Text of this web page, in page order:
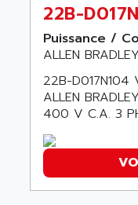
OP35
SIMATIC TP
BT
PANEL
PSS
DIGIFAS
TC1028
MICROCOR
DIXIT
ALM
ALMA
ALMCO
ALPES DEIS
ALPES
ALPHA
ALPHA
22B-
Puissance /
ALLEN BRADLEY
22B-D017N104
ALLEN
400 V C.A. 3